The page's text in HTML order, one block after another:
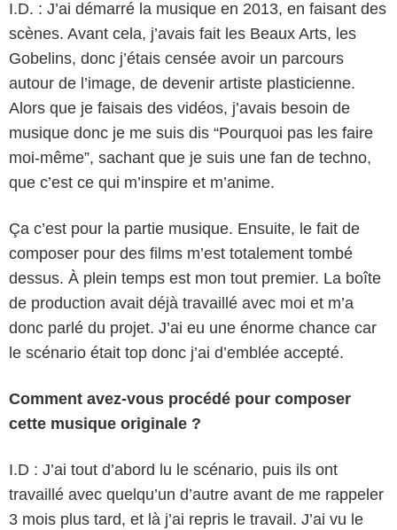
I.D. : J’ai démarré la musique en 2013, en faisant des
scènes. Avant cela, j’avais fait les Beaux Arts, les
Gobelins, donc j’étais censée avoir un parcours
autour de l’image, de devenir artiste plasticienne.
Alors que je faisais des vidéos, j’avais besoin de
musique donc je me suis dis “Pourquoi pas les faire
moi-même”, sachant que je suis une fan de techno,
que c’est ce qui m’inspire et m’anime.
Ça c’est pour la partie musique. Ensuite, le fait de
composer pour des films m’est totalement tombé
dessus. À plein temps est mon tout premier. La boîte
de production avait déjà travaillé avec moi et m’a
donc parlé du projet. J’ai eu une énorme chance car
le scénario était top donc j’ai d’emblée accepté.
Comment avez-vous procédé pour composer
cette musique originale ?
I.D : J’ai tout d’abord lu le scénario, puis ils ont
travaillé avec quelqu’un d’autre avant de me rappeler
3 mois plus tard, et là j’ai repris le travail. J’ai vu le